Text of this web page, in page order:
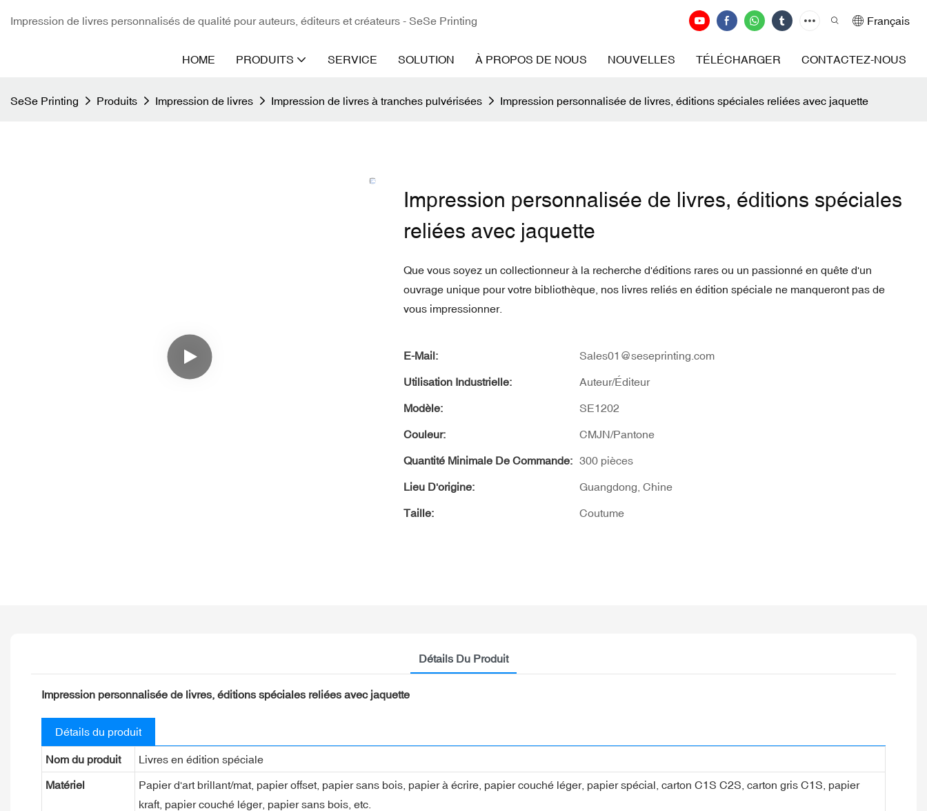
Impression de livres personnalisés de qualité pour auteurs, éditeurs et créateurs - SeSe Printing Français
HOME PRODUITS SERVICE SOLUTION À PROPOS DE NOUS NOUVELLES TÉLÉCHARGER CONTACTEZ-NOUS
SeSe Printing Produits Impression de livres Impression de livres à tranches pulvérisées Impression personnalisée de livres, éditions spéciales reliées avec jaquette
Impression personnalisée de livres, éditions spéciales
reliées avec jaquette
Que vous soyez un collectionneur à la recherche d'éditions rares ou un passionné en quête d'un
ouvrage unique pour votre bibliothèque, nos livres reliés en édition spéciale ne manqueront pas de
vous impressionner.
E-Mail: Sales01@seseprinting.com
Utilisation Industrielle: Auteur/Éditeur
Modèle: SE1202
Couleur: CMJN/Pantone
Quantité Minimale De Commande: 300 pièces
Lieu D'origine: Guangdong, Chine
Taille: Coutume
Détails Du Produit
Impression personnalisée de livres, éditions spéciales reliées avec jaquette
Détails du produit
Nom du produit Livres en édition spéciale
Matériel
Papier d'art brillant/mat, papier offset, papier sans bois, papier à écrire, papier couché léger, papier spécial, carton C1S C2S, carton gris C1S, papier
kraft, papier couché léger, papier sans bois, etc.